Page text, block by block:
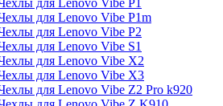
для Lenovo Vibe P1m
для Lenovo Vibe P2
для Lenovo Vibe S1
для Lenovo Vibe X2
для Lenovo Vibe X3
для Lenovo Vibe Z2 Pro k920